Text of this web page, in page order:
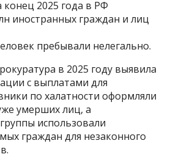
конец 2025 года в РФ
иностранных граждан и лиц
пребывали нелегально.
в 2025 году выявила
с выплатами для
по халатности оформляли
умерших лиц, а
использовали
граждан для незаконного